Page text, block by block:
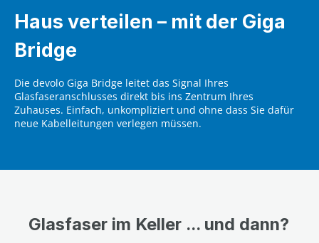
Haus verteilen – mit der Giga
Bridge
Die devolo Giga Bridge leitet das Signal Ihres
Glasfaseranschlusses direkt bis ins Zentrum Ihres
Zuhauses. Einfach, unkompliziert und ohne dass Sie dafür
neue Kabelleitungen verlegen müssen.
Glasfaser im Keller ... und dann?